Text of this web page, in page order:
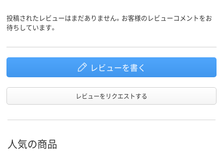
投稿されたレビューはまだありません。お客様のレビューコメントをお
待ちしています。
レビューを書く
レビューをリクエストする
人気の商品